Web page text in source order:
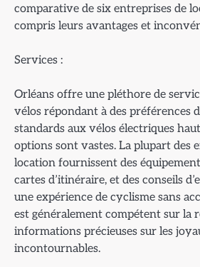
comparative de six entreprises de
compris leurs avantages et
Services :
Orléans offre une pléthore de
vélos répondant à des préférences
standards aux vélos électriques
options sont vastes. La plupart des
location fournissent des
cartes d’itinéraire, et des conseils
une expérience de cyclisme sans
est généralement compétent sur la
informations précieuses sur les
incontournables.